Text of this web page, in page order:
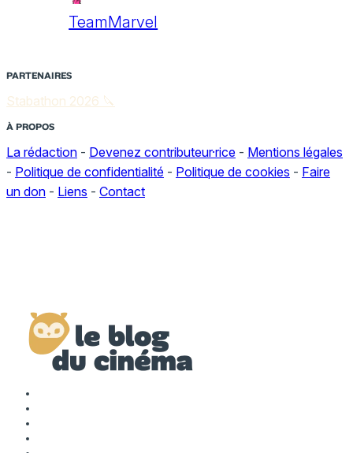
TeamMarvel
PARTENAIRES
Stabathon 2026 🔪
À PROPOS
La rédaction - Devenez contributeur·rice - Mentions légales
- Politique de confidentialité - Politique de cookies - Faire
un don - Liens - Contact